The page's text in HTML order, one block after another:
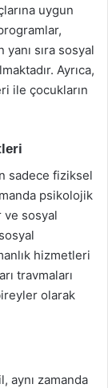
uygun
yanı sıra sosyal
Ayrıca,
ile çocukların
sadece fiziksel
psikolojik
ve sosyal
hizmetleri
travmaları
olarak
aynı zamanda